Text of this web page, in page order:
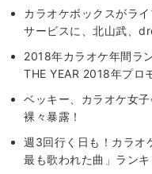
カラオケボックスがラ
サービスに、北山武、
2018年カラオケ年間ラ
THE YEAR 2018年プロ
ベッキー、カラオケ女
裸々暴露！
週3回行く日も！カラオ
最も歌われた曲」ラン